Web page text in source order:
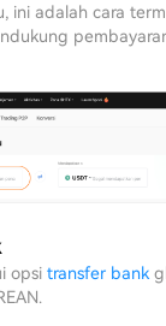
ini adalah cara
opsi transfer bank